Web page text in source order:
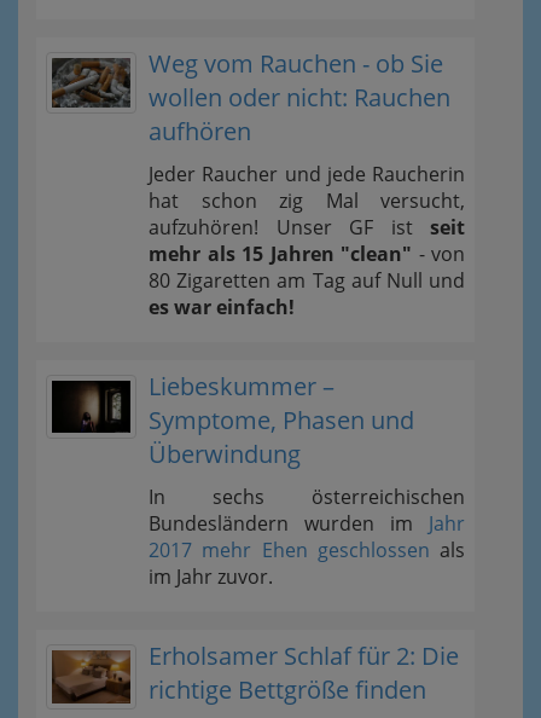
Weg vom Rauchen - ob Sie
wollen oder nicht: Rauchen
aufhören
Jeder Raucher und jede Raucherin
hat schon zig Mal versucht,
aufzuhören! Unser GF ist seit
mehr als 15 Jahren "clean" - von
80 Zigaretten am Tag auf Null und
es war einfach!
Liebeskummer –
Symptome, Phasen und
Überwindung
In sechs österreichischen
Bundesländern wurden im Jahr
2017 mehr Ehen geschlossen als
im Jahr zuvor.
Erholsamer Schlaf für 2: Die
richtige Bettgröße finden